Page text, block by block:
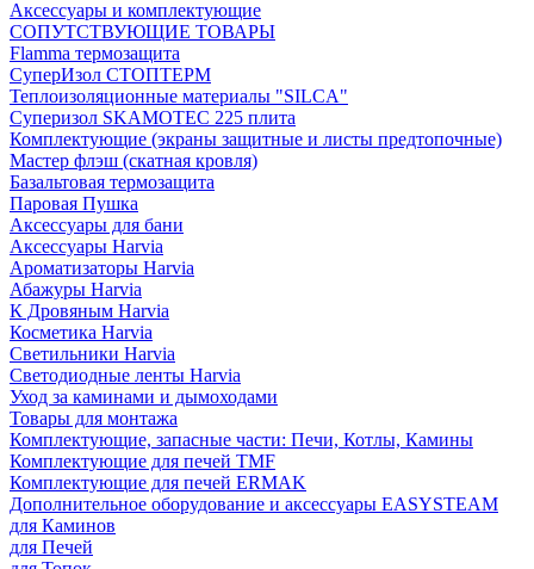
Аксессуары и комплектующие
СОПУТСТВУЮЩИЕ ТОВАРЫ
Flamma термозащита
СуперИзол СТОПТЕРМ
Теплоизоляционные материалы "SILCA"
Суперизол SKAMOTEC 225 плита
Комплектующие (экраны защитные и листы предтопочные)
Мастер флэш (скатная кровля)
Базальтовая термозащита
Паровая Пушка
Аксессуары для бани
Аксессуары Harvia
Ароматизаторы Harvia
Абажуры Harvia
К Дровяным Harvia
Косметика Harvia
Светильники Harvia
Светодиодные ленты Harvia
Уход за каминами и дымоходами
Товары для монтажа
Комплектующие, запасные части: Печи, Котлы, Камины
Комплектующие для печей TMF
Комплектующие для печей ERMAK
Дополнительное оборудование и аксессуары EASYSTEAM
для Каминов
для Печей